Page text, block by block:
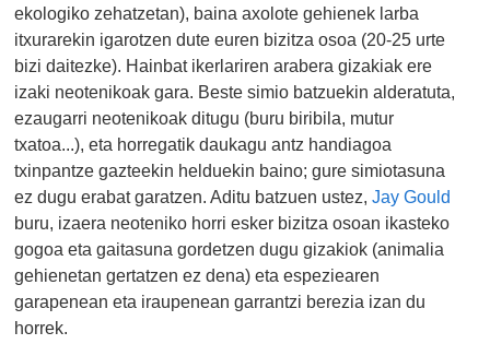
ekologiko zehatzetan), baina axolote gehienek larba
itxurarekin igarotzen dute euren bizitza osoa (20-25 urte
bizi daitezke). Hainbat ikerlariren arabera gizakiak ere
izaki neotenikoak gara. Beste simio batzuekin alderatuta,
ezaugarri neotenikoak ditugu (buru biribila, mutur
txatoa...), eta horregatik daukagu antz handiagoa
txinpantze gazteekin helduekin baino; gure simiotasuna
ez dugu erabat garatzen. Aditu batzuen ustez,Jay Gould
buru, izaera neoteniko horri esker bizitza osoan ikasteko
gogoa eta gaitasuna gordetzen dugu gizakiok (animalia
gehienetan gertatzen ez dena) eta espeziearen
garapenean eta iraupenean garrantzi berezia izan du
horrek.